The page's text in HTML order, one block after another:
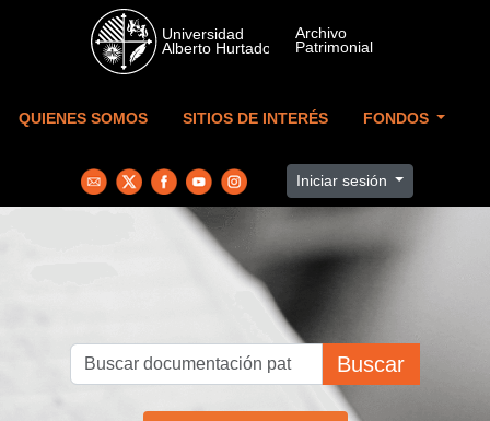
Skip to main content
QUIENES SOMOS SITIOS DE INTERÉS FONDOS
Iniciar sesión
Buscar